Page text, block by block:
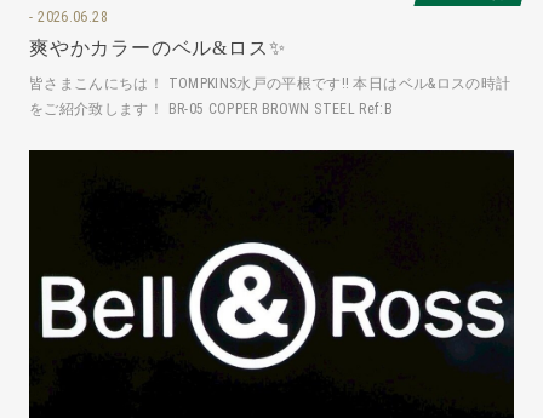
2026.06.28
爽やかカラーのベル&ロス✨
皆さまこんにちは！ TOMPKINS水戸の平根です‼️ 本日はベル&ロスの時計
をご紹介致します！ BR-05 COPPER BROWN STEEL Ref:B